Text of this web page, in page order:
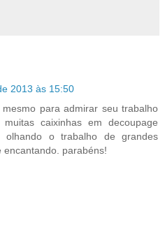
2013 às 15:50
para admirar seu trabalho
caixinhas em decoupage
olhando o trabalho de grandes
parabéns!